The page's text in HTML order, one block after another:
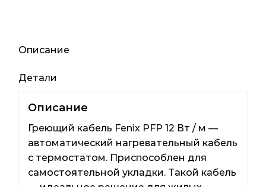
1260ват
Описание
Детали
Описание
Греющий кабель Fenix ​​PFP 12 Вт / м —
автоматический нагревательный кабель
с термостатом. Приспособлен для
самостоятельной укладки. Такой кабель